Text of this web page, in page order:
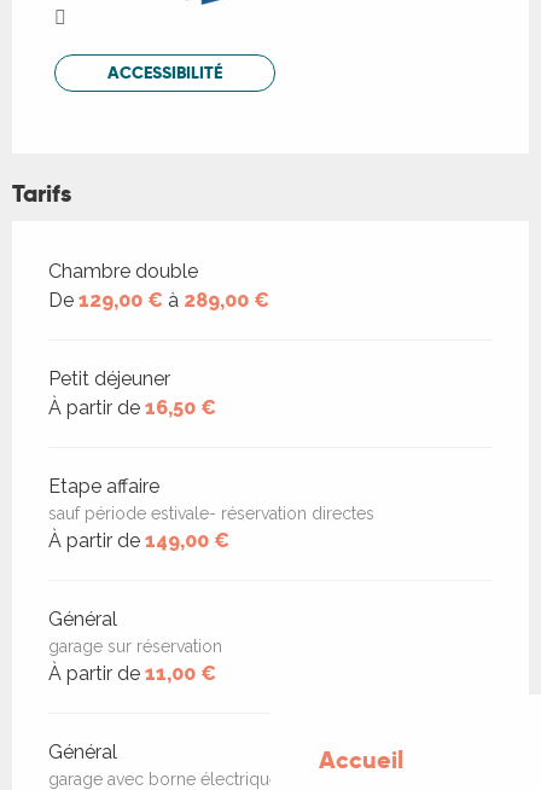
Accueil
ACCESSIBILITÉ
Tarifs
Tarifs 2026
Chambre double
De 129,00 € à 289,00 €
Petit déjeuner
À partir de 16,50 €
Etape affaire
sauf période estivale- réservation directes
À partir de 149,00 €
Général
garage sur réservation
À partir de 11,00 €
Général
garage avec borne électrique sur réservation